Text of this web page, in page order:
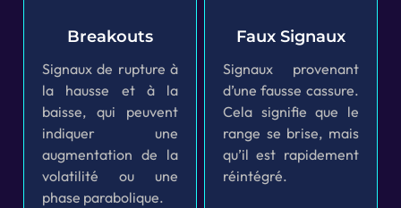
Breakouts
Signaux de rupture à
la hausse et à la
baisse, qui peuvent
indiquer une
augmentation de la
volatilité ou une
phase parabolique.
Faux Signaux
Signaux provenant
d’une fausse cassure.
Cela signifie que le
range se brise, mais
qu’il est rapidement
réintégré.